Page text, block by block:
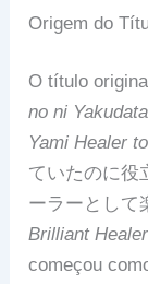
Origem do
O título
no ni
Yami Healer
ていたのに役
ーラーとして
Brilliant
começou